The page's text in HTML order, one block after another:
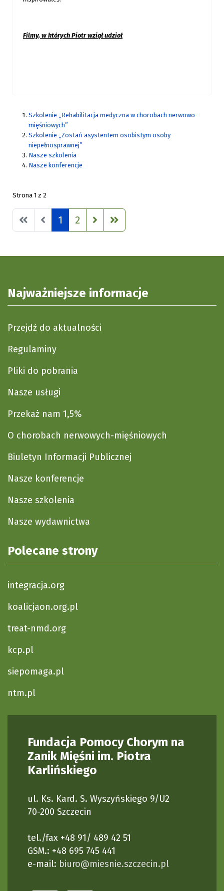
Filmy, w których Piotr wziął udział
Szkolenie „Rehabilitacja medyczna w chorobach nerwowo-
mięśniowych”
Szkolenie „Zostań asystentem osobistym osoby
niepełnosprawnej”
Nasze szkolenia
Nasze konferencje
Strona 1 z 2
1 2
Najważniejsze informacje
Przejdź do aktualności
Regulaminy
Pliki do pobrania
Nasze usługi
Przekaż nam 1,5%
O chorobach nerwowych-mięśniowych
Biuletyn Informacji Publicznej
Nasze konferencje
Nasze szkolenia
Nasze wydawnictwa
Polecane strony
integracja.org
koalicjaon.org.pl
treat-nmd.org
kcp.pl
siepomaga.pl
ntm.pl
Fundacja Pomocy Chorym na
Zanik Mięśni im. Piotra
Karlińskiego
ul. Ks. Kard. S. Wyszyńskiego 9/U2
70-200 Szczecin
tel./fax +48 91/ 489 42 51
GSM.: +48 695 745 441
e-mail: biuro@miesnie.szczecin.pl